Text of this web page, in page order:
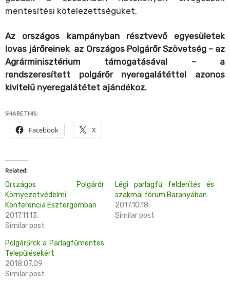
mentesítési kötelezettségüket.
Az országos kampányban résztvevő egyesületek
lovas járőreinek az Országos Polgárőr Szövetség – az
Agrárminisztérium támogatásával – a
rendszeresített polgárőr nyeregalátéttel azonos
kivitelű nyeregalátétet ajándékoz.
SHARE THIS:
Facebook X
Related
Országos Polgárőr
Környezetvédelmi
Konferencia Esztergomban
2017.11.13.
Similar post
Légi parlagfű felderítés és
szakmai fórum Baranyában
2017.10.18.
Similar post
Polgárőrök a Parlagfűmentes
Településekért
2018.07.09.
Similar post